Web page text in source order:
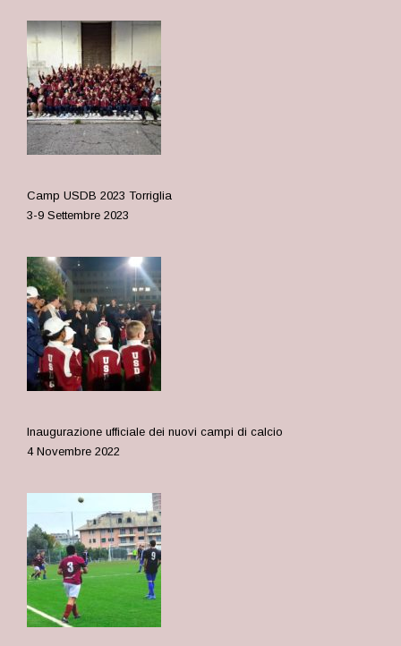
Camp USDB 2023 Torriglia
3-9 Settembre 2023
Inaugurazione ufficiale dei nuovi campi di calcio
4 Novembre 2022